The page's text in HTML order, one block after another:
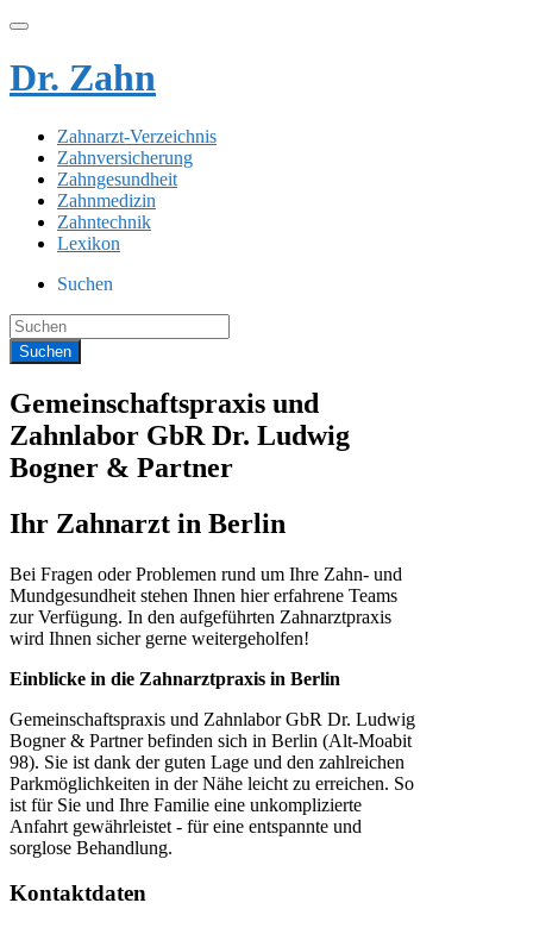
Dr. Zahn
Zahnarzt-Verzeichnis
Zahnversicherung
Zahngesundheit
Zahnmedizin
Zahntechnik
Lexikon
Suchen
Gemeinschaftspraxis und
Zahnlabor GbR Dr. Ludwig
Bogner & Partner
Ihr Zahnarzt in Berlin
Bei Fragen oder Problemen rund um Ihre Zahn- und
Mundgesundheit stehen Ihnen hier erfahrene Teams
zur Verfügung. In den aufgeführten Zahnarztpraxis
wird Ihnen sicher gerne weitergeholfen!
Einblicke in die Zahnarztpraxis in Berlin
Gemeinschaftspraxis und Zahnlabor GbR Dr. Ludwig
Bogner & Partner befinden sich in Berlin (Alt-Moabit
98). Sie ist dank der guten Lage und den zahlreichen
Parkmöglichkeiten in der Nähe leicht zu erreichen. So
ist für Sie und Ihre Familie eine unkomplizierte
Anfahrt gewährleistet - für eine entspannte und
sorglose Behandlung.
Kontaktdaten